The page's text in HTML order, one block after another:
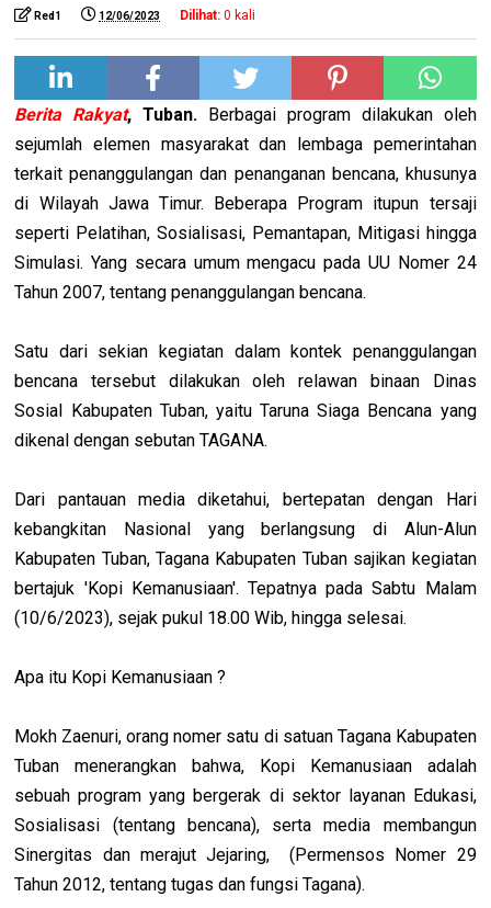
Red1 12/06/2023 Dilihat: 0 kali
Berita Rakyat, Tuban. Berbagai program dilakukan oleh
sejumlah elemen masyarakat dan lembaga pemerintahan
terkait penanggulangan dan penanganan bencana, khusunya
di Wilayah Jawa Timur. Beberapa Program itupun tersaji
seperti Pelatihan, Sosialisasi, Pemantapan, Mitigasi hingga
Simulasi. Yang secara umum mengacu pada UU Nomer 24
Tahun 2007, tentang penanggulangan bencana.
Satu dari sekian kegiatan dalam kontek penanggulangan
bencana tersebut dilakukan oleh relawan binaan Dinas
Sosial Kabupaten Tuban, yaitu Taruna Siaga Bencana yang
dikenal dengan sebutan TAGANA.
Dari pantauan media diketahui, bertepatan dengan Hari
kebangkitan Nasional yang berlangsung di Alun-Alun
Kabupaten Tuban, Tagana Kabupaten Tuban sajikan kegiatan
bertajuk 'Kopi Kemanusiaan'. Tepatnya pada Sabtu Malam
(10/6/2023), sejak pukul 18.00 Wib, hingga selesai.
Apa itu Kopi Kemanusiaan ?
Mokh Zaenuri, orang nomer satu di satuan Tagana Kabupaten
Tuban menerangkan bahwa, Kopi Kemanusiaan adalah
sebuah program yang bergerak di sektor layanan Edukasi,
Sosialisasi (tentang bencana), serta media membangun
Sinergitas dan merajut Jejaring, (Permensos Nomer 29
Tahun 2012, tentang tugas dan fungsi Tagana).